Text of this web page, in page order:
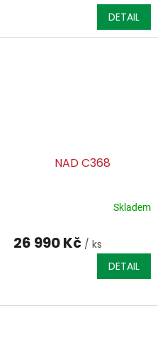
DETAIL
NAD C368
Skladem
26 990 Kč / ks
DETAIL